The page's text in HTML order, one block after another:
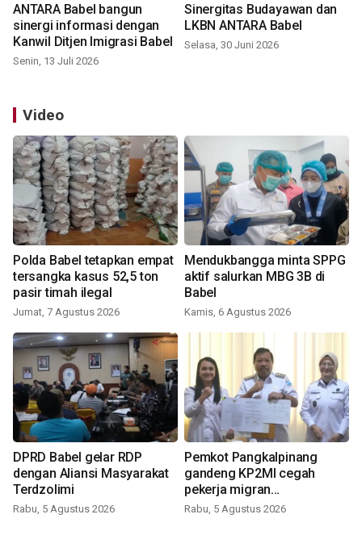
ANTARA Babel bangun
sinergi informasi dengan
Kanwil Ditjen Imigrasi Babel
Senin, 13 Juli 2026
Sinergitas Budayawan dan
LKBN ANTARA Babel
Selasa, 30 Juni 2026
Video
Polda Babel tetapkan empat
tersangka kasus 52,5 ton
pasir timah ilegal
Jumat, 7 Agustus 2026
Mendukbangga minta SPPG
aktif salurkan MBG 3B di
Babel
Kamis, 6 Agustus 2026
DPRD Babel gelar RDP
dengan Aliansi Masyarakat
Terdzolimi
Rabu, 5 Agustus 2026
Pemkot Pangkalpinang
gandeng KP2MI cegah
pekerja migran
nonprosedural
Rabu, 5 Agustus 2026